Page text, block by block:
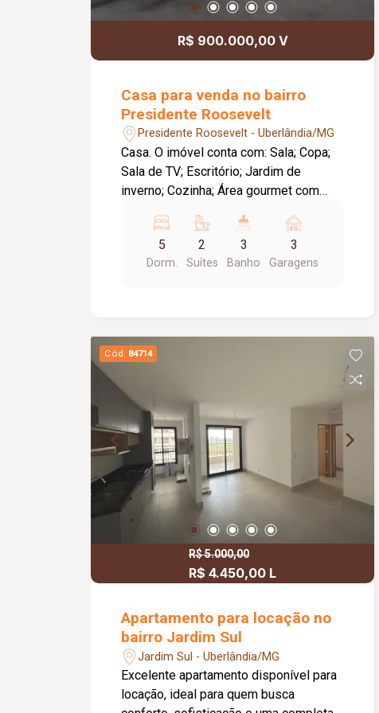
R$ 900.000,00 V
Casa para venda no bairro
Presidente Roosevelt
Presidente Roosevelt - Uberlândia/MG
Casa. O imóvel conta com: Sala; Copa;
Sala de TV; Escritório; Jardim de
inverno; Cozinha; Área gourmet com
03 vagas de garagem; Diferenciais:
Ambientes amplos e bem distribuídos,
proporcionando conforto e praticidade;
5
Dorm.
2
Suítes
3
Banho
3
Garagens
Cód. 84714
R$ 5.000,00
R$ 4.450,00 L
Apartamento para locação no
bairro Jardim Sul
Jardim Sul - Uberlândia/MG
Excelente apartamento disponível para
locação, ideal para quem busca